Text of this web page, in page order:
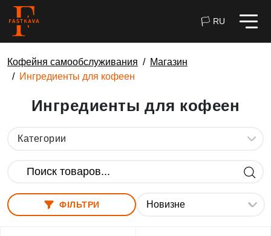
🏳 RU
Кофейня самообслуживания
Магазин
Ингредиенты для кофеен
Ингредиенты для кофеен
Категории
ФІЛЬТРИ